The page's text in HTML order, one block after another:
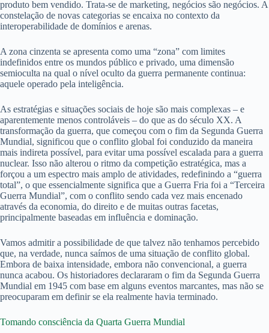
produto bem vendido. Trata-se de marketing, negócios são negócios. A
constelação de novas categorias se encaixa no contexto da
interoperabilidade de domínios e arenas.
A zona cinzenta se apresenta como uma “zona” com limites
indefinidos entre os mundos público e privado, uma dimensão
semioculta na qual o nível oculto da guerra permanente continua:
aquele operado pela inteligência.
As estratégias e situações sociais de hoje são mais complexas – e
aparentemente menos controláveis – do que as do século XX. A
transformação da guerra, que começou com o fim da Segunda Guerra
Mundial, significou que o conflito global foi conduzido da maneira
mais indireta possível, para evitar uma possível escalada para a guerra
nuclear. Isso não alterou o ritmo da competição estratégica, mas a
forçou a um espectro mais amplo de atividades, redefinindo a “guerra
total”, o que essencialmente significa que a Guerra Fria foi a “Terceira
Guerra Mundial”, com o conflito sendo cada vez mais encenado
através da economia, do direito e de muitas outras facetas,
principalmente baseadas em influência e dominação.
Vamos admitir a possibilidade de que talvez não tenhamos percebido
que, na verdade, nunca saímos de uma situação de conflito global.
Embora de baixa intensidade, embora não convencional, a guerra
nunca acabou. Os historiadores declararam o fim da Segunda Guerra
Mundial em 1945 com base em alguns eventos marcantes, mas não se
preocuparam em definir se ela realmente havia terminado.
Tomando consciência da Quarta Guerra Mundial